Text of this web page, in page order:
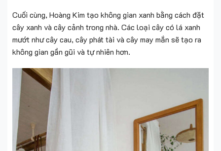
Cuối cùng, Hoàng Kim tạo không gian xanh bằng cách đặt
cây xanh và cây cảnh trong nhà. Các loại cây có lá xanh
mướt như cây cau, cây phát tài và cây may mắn sẽ tạo ra
không gian gần gũi và tự nhiên hơn.